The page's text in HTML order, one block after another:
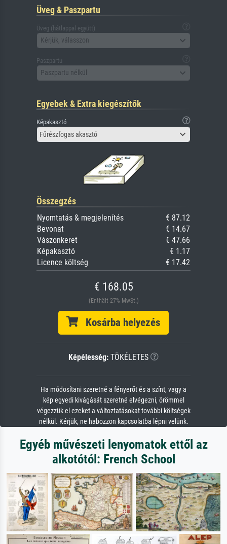
Üveg & Paszpartu
Üveg (hátlappal együtt)
Kérjük, válasszon
Paszpartu
Paszpartu nélkül
Egyebek & Extra kiegészítők
Képakasztó
Fűrészfogas akasztó
Összegzés
Nyomtatás & megjelenítés
€ 87.12
Bevonat
€ 14.67
Vászonkeret
€ 47.66
Képakasztó
€ 1.17
Licence költség
€ 17.42
€ 168.05
(Enthält 27% MwSt.)
Kosárba helyezés
Képélesség: TÖKÉLETES
Ha módosítani szeretné a fényerőt és a színt, vagy a
kép egyedi kivágását szeretné elvégezni, örömmel
végezzük el ezeket a változtatásokat további költségek
nélkül. Kérjük, ne habozzon kapcsolatba lépni velünk.
Egyéb művészeti lenyomatok ettől az
alkotótól: French School